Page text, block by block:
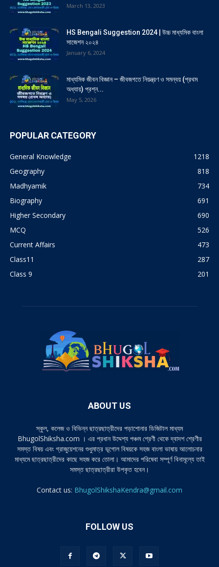
March 13, 2023
HS Bengali Suggestion 2024 | উচ্চ মাধ্যমিক বাংলা
সাজেশন ২০২৪
January 6, 2024
মাধ্যমিক জীবন বিজ্ঞান – জীবজগতে নিয়ন্ত্রণ ও সমন্বয় (প্রথম
অধ্যায়) প্রশ্ন...
May 5, 2026
POPULAR CATEGORY
General Knowledge
1218
Geography
818
Madhyamik
734
Biography
691
Higher Secondary
690
MCQ
526
Current Affairs
473
Class11
287
Class 9
201
ABOUT US
স্কুল, কলেজ ও বিভিন্ন ছাত্রছাত্রীদের পড়াশোনার ডিজিটাল মাধ্যম
BhugolShiksha.com । এর প্রধান উদ্দেশ্য পঞ্চম শ্রেণী থেকে দ্বাদশ শ্রেণীর
সমস্ত বিষয় এবং গ্রাজুয়েশনের শুধুমাত্র ভূগোল বিষয়কে সহজ বাংলা ভাষায় আলোচনার
মাধ্যমে ছাত্রছাত্রীদের কাছে সহজ করে তোলা। আমাদের পরিষেবা সম্পূর্ণ বিনামূল্যে তাই
সমস্ত ছাত্রছাত্রীরা উপকৃত হবেন।
Contact us: BhugolShikshaKendra@gmail.com
FOLLOW US